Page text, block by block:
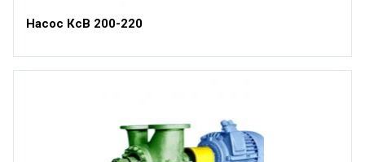
Насос КсВ 200-220